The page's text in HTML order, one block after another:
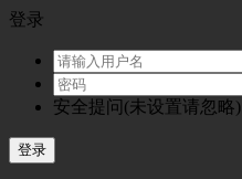
登录
安全提问(未设置请忽略)
登录